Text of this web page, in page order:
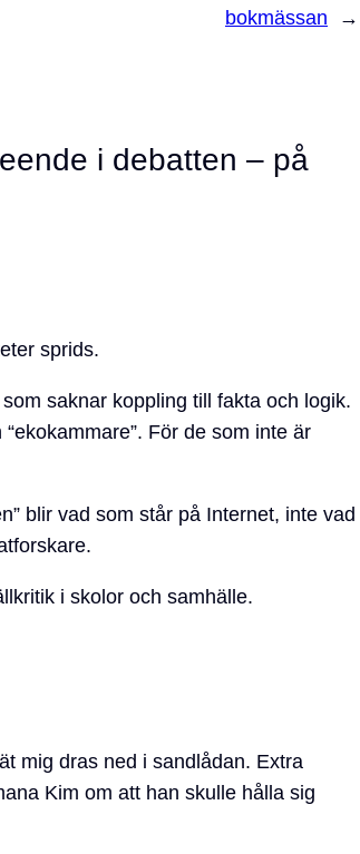
bokmässan
→
i debatten – på
sprids.
saknar koppling till fakta och logik.
För de som inte är
blir vad som står på Internet, inte vad
i skolor och samhälle.
mig dras ned i sandlådan. Extra
Kim om att han skulle hålla sig